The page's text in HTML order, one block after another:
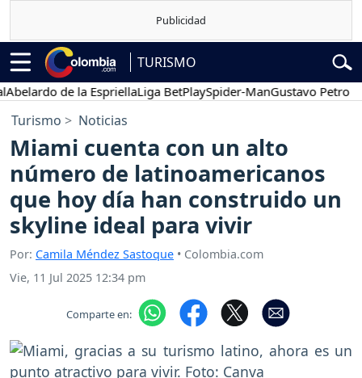
TURISMO
de la EspriellaLiga BetPlaySpider-ManGustavo Petro
Turismo Noticias
Miami cuenta con un alto
número de latinoamericanos
que hoy día han construido un
skyline ideal para vivir
Por: Camila Méndez Sastoque • Colombia.com
Vie, 11 Jul 2025 12:34 pm
Comparte en: